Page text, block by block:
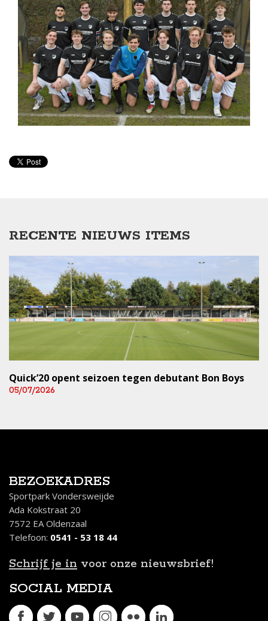
RECENTE NIEUWS ITEMS
Quick’20 opent seizoen tegen debutant Bon Boys
05/07/2026
BEZOEKADRES
Sportpark Vondersweijde
Ada Kokstraat 20
7572 EA Oldenzaal
Telefoon: 0541 - 53 18 44
Schrijf je in voor onze nieuwsbrief!
SOCIAL MEDIA